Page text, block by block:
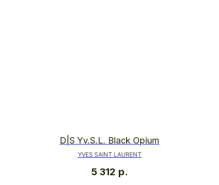
D|S Yv.S.L. Black Opium
YVES SAINT LAURENT
5 312 р.